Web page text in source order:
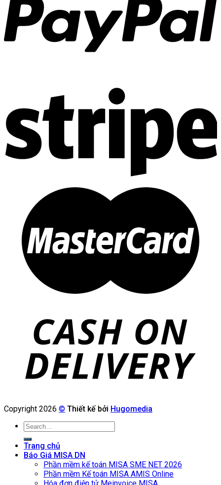
Copyright 2026 © Thiết kế bởi Hugomedia
Search
for:
Trang chủ
Báo Giá MISA DN
Phần mềm kế toán MISA SME NET 2026
Phần mềm Kế toán MISA AMIS Online